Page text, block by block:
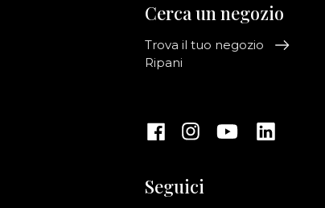
Cerca un negozio
Trova il tuo negozio
Ripani
Seguici